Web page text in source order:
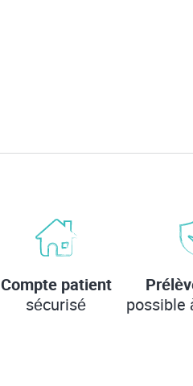
Compte patient
sécurisé
possible